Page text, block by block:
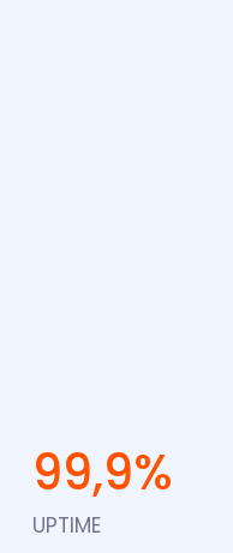
99,9%
UPTIME